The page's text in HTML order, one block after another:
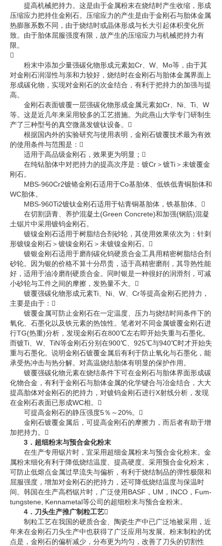
提高机械把持力。这是由于金属粉末在烧结时产生收缩，形成
压缩应力把持住金刚石。压缩应力的产生是由于金刚石与胎体金属
热膨胀系数不同，由于烧结时或晶体形成与长大引起体积变化所
致。由于胎体屈服强度有限，故产生的压缩应力与机械把持力有
限。

粉末中添加少量强碳化物形成元素如Cr、W、Mo等，由于其
对金刚石润湿性与亲和力较好，烧结时在金刚石与胎体金属界面上
形成碳化物，实现对金刚石的次金结合，有利于把持力的加强与提
高。
金刚石表面镀覆一层强碳化物形成金属元素如Cr、Ni、Ti、W
等。这是近几年来采用较多的工艺措施。为此燕山大学专门研制生
产了三种型号的真空微蒸发镀钛设备。
根据国内外的实验研究与使用表明，金刚石镀覆技术最为有效
的使用条件与范围是：
适用于高品级金刚石，效果更为明显；
在纯钻胎体中对把持力的提高次序是：镀Cr＞镀Ti＞未镀覆金
刚石。
MBS-960Cr2镀铬金刚石适用于Co基胎体、低铁低青铜胎体和
WC胎体。
MBS-960Ti2镀钛金刚石适用于钻青铜基胎体，铁基胎体。
在切割沥青、养护混凝土(Green Concrete)和加强(钢筋)混凝
土锯片中采用镀钨金刚石。
镀镍金刚石适用于树脂结合剂砂轮，其使用效果依次为：针刺
形镀镍金刚石＞镀镍金刚石＞未镀镍金刚石。
镀银金刚石适用于磨削碳化钨硬质合金工具用精密树脂结合剂
砂轮。因为银的价格不算十分昂贵，适于高精密磨削，其导热性能
好，适用于油冷磨削硬质合金。同时银是一种很好的润滑剂，可减
小砂轮与工件之间的摩擦，发热量不大。
镀覆强碳化物形成元素Ti、Ni、W、Cr等提高金刚石把持力，
主要是由于：
镀覆金属可防止金刚石在一定温度、压力与烧结时间条件下的
氧化、石墨化以及铁元素的热蚀性。笔者对不同金属镀覆金刚石进
行TG(热重)分析，发现金刚石在800℃左右即开始失重与石墨化。
而镀Ti、W、TiN等金刚石分别在900℃、925℃与940℃时才开始失
重与石墨化。说明金刚石镀覆金属后有利于防止氧化与石墨化，能
承受热冲击与热分解。对高温烧结胎体有明显的保护作用。
镀覆强碳化物元素在烧结条件下可在金刚石与胎体界面形成碳
化物合金，有利于金刚石与胎体金属的化学键合与冶金结合，大大
提高胎体对金刚石的把持力，对镀钨金刚石进行X射线分析，发现
在金刚石表面已形成WC相。
可提高金刚石的静压强度5％～20%。
金刚石镀覆金属后，可提高金刚石的摩擦力，而后者有助于增
加把持力。
3．超细粉末与预合金化粉末
在生产专用锯片时，宜采用超细金属粉末与预合金化粉末。金
属粉末细化有利于降低烧结温度、提高硬度。采用预合金化粉末，
可防止低熔点金属过早流失与偏析，有利于烧结制品的弹性极限和
屈服强度，增加对金刚石的把持力，还可降低烧结温度与保温时
间。韩国在生产高档锯片时，广泛使用BASF，UM，INCO，Fum-
tungstene, Kennametal等公司的超细粉末与预合金粉末。
4．刀头生产推广制粒工艺
制粒工艺在我国的硬质合金、陶瓷生产中已广泛地被采用，近
年来在金刚石刀头生产中也获得了广泛应用与发展。粉末制粒的优
点是，金刚石的偏析减少，分布更为均匀，改善了刀头的切割性